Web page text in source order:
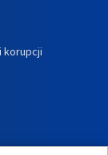
korupcji